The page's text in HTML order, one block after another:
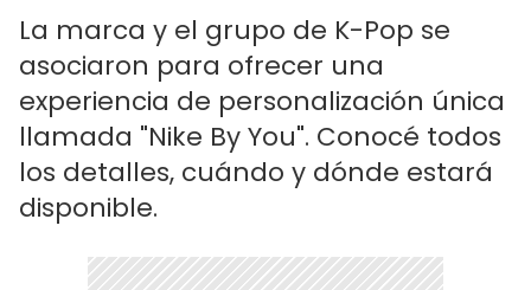
La marca y el grupo de K-Pop se
asociaron para ofrecer una
experiencia de personalización única
llamada "Nike By You". Conocé todos
los detalles, cuándo y dónde estará
disponible.